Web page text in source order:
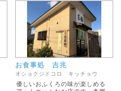
お食事処 吉兆
オショクジドコロ キッチョウ
優しいおふくろの味が楽しめる